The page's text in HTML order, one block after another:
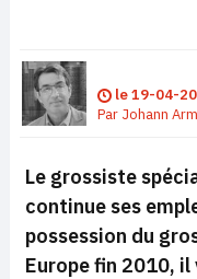
le19-04-
Par Johann
Le grossiste
continue ses
possession du
Europe fin 2010,